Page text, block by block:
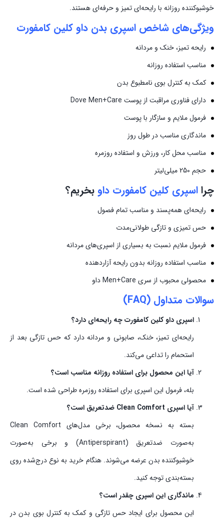
خوشبوکننده روزانه با رایحه‌ای تمیز و حرفه‌ای هستند.
ویژگی‌های شاخص اسپری بدن داو کلین کامفورت
رایحه تمیز، خنک و مردانه
مناسب استفاده روزانه
کمک به کنترل بوی نامطبوع بدن
دارای فناوری مراقبت از پوست Dove Men+Care
فرمول ملایم و سازگار با پوست
ماندگاری مناسب در طول روز
مناسب محل کار، ورزش و استفاده روزمره
حجم 250 میلی‌لیتر
چرااسپری کلین کامفورت داو بخریم؟
رایحه‌ای همه‌پسند و مناسب تمام فصول
حس تمیزی و تازگی طولانی‌مدت
فرمول ملایم نسبت به بسیاری از اسپری‌های مردانه
مناسب استفاده روزانه بدون رایحه آزاردهنده
محصولی محبوب از سری Men+Care داو
سوالات متداول (FAQ)
اسپری داو کلین کامفورت چه رایحه‌ای دارد؟
رایحه‌ای تمیز، خنک، صابونی و مردانه دارد که حس تازگی بعد از
استحمام را تداعی می‌کند.
آیا این محصول برای استفاده روزانه مناسب است؟
بله، فرمول این اسپری برای استفاده روزمره طراحی شده است.
آیا اسپری Clean Comfort ضدتعریق است؟
بسته به نسخه محصول، برخی مدل‌های Clean Comfort
به‌صورت ضدتعریق (Antiperspirant) و برخی به‌صورت
خوشبوکننده بدن عرضه می‌شوند. هنگام خرید به نوع درج‌شده روی
بسته‌بندی توجه کنید.
ماندگاری این اسپری چقدر است؟
این محصول برای ایجاد حس تازگی و کمک به کنترل بوی بدن در